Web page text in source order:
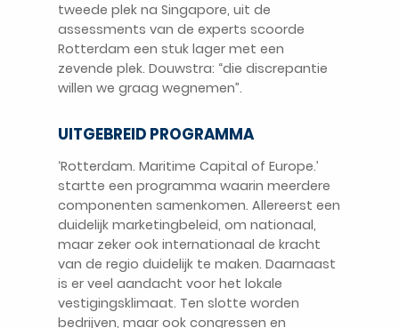
tweede plek na Singapore, uit de
assessments van de experts scoorde
Rotterdam een stuk lager met een
zevende plek. Douwstra: “die discrepantie
willen we graag wegnemen”.
UITGEBREID PROGRAMMA
‘Rotterdam. Maritime Capital of Europe.’
startte een programma waarin meerdere
componenten samenkomen. Allereerst een
duidelijk marketingbeleid, om nationaal,
maar zeker ook internationaal de kracht
van de regio duidelijk te maken. Daarnaast
is er veel aandacht voor het lokale
vestigingsklimaat. Ten slotte worden
bedrijven, maar ook congressen en